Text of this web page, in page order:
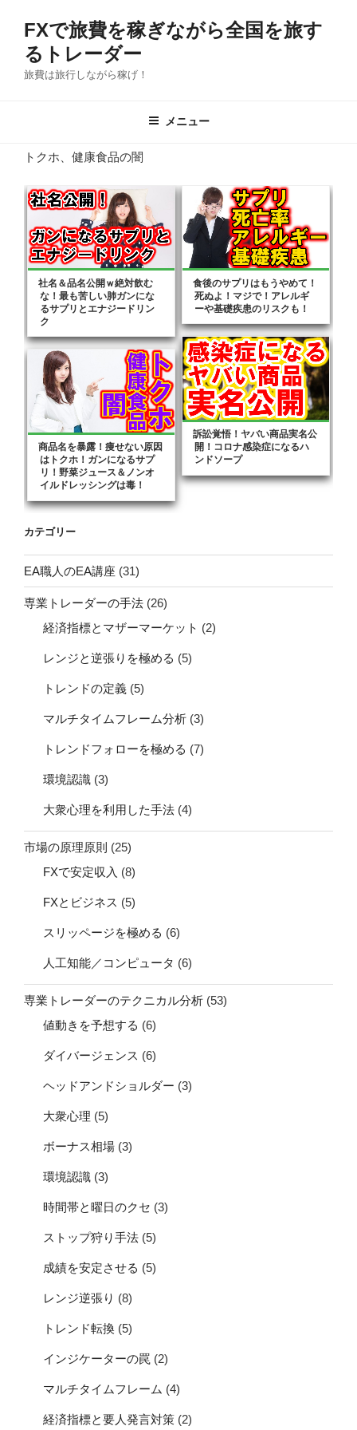
FXで旅費を稼ぎながら全国を旅す
るトレーダー
旅費は旅行しながら稼げ！
メニュー
トクホ、健康食品の闇
社名＆品名公開ｗ絶対飲む
な！最も苦しい肺ガンにな
るサプリとエナジードリン
ク
食後のサプリはもうやめて！
死ぬよ！マジで！アレルギ
ーや基礎疾患のリスクも！
訴訟覚悟！ヤバい商品実名公
開！コロナ感染症になるハ
ンドソープ
商品名を暴露！痩せない原因
はトクホ！ガンになるサプ
リ！野菜ジュース＆ノンオ
イルドレッシングは毒！
カテゴリー
EA職人のEA講座 (31)
専業トレーダーの手法 (26)
経済指標とマザーマーケット (2)
レンジと逆張りを極める (5)
トレンドの定義 (5)
マルチタイムフレーム分析 (3)
トレンドフォローを極める (7)
環境認識 (3)
大衆心理を利用した手法 (4)
市場の原理原則 (25)
FXで安定収入 (8)
FXとビジネス (5)
スリッページを極める (6)
人工知能／コンピュータ (6)
専業トレーダーのテクニカル分析 (53)
値動きを予想する (6)
ダイバージェンス (6)
ヘッドアンドショルダー (3)
大衆心理 (5)
ボーナス相場 (3)
環境認識 (3)
時間帯と曜日のクセ (3)
ストップ狩り手法 (5)
成績を安定させる (5)
レンジ逆張り (8)
トレンド転換 (5)
インジケーターの罠 (2)
マルチタイムフレーム (4)
経済指標と要人発言対策 (2)